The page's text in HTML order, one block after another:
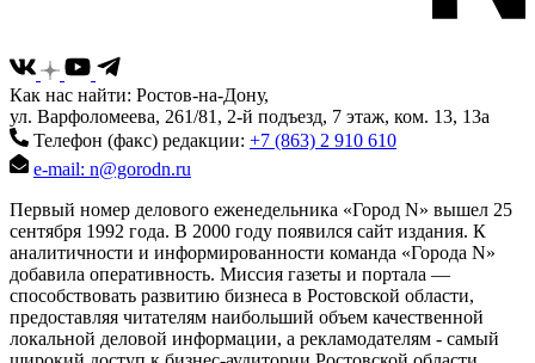
Как нас найти: Ростов-на-Дону,
ул. Варфоломеева, 261/81, 2-й подъезд, 7 этаж, ком. 13, 13а
Телефон (факс) редакции: +7 (863) 2 910 610
e-mail: n@gorodn.ru
Первый номер делового еженедельника «Город N» вышел 25
сентября 1992 года. В 2000 году появился сайт издания. К
аналитичности и информированности команда «Города N»
добавила оперативность. Миссия газеты и портала —
способствовать развитию бизнеса в Ростовской области,
предоставляя читателям наибольший объем качественной
локальной деловой информации, а рекламодателям - самый